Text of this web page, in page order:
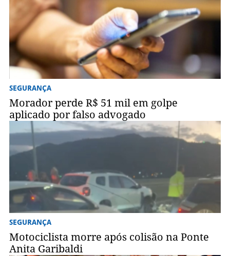
SEGURANÇA
Morador perde R$ 51 mil em golpe
aplicado por falso advogado
SEGURANÇA
Motociclista morre após colisão na Ponte
Anita Garibaldi